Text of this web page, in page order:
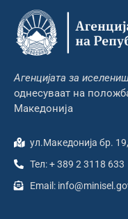
Агенцијата за
однесуваат на
Македонија
ул.Македонија бр.
Тел: + 389 2 3118 633
Email: